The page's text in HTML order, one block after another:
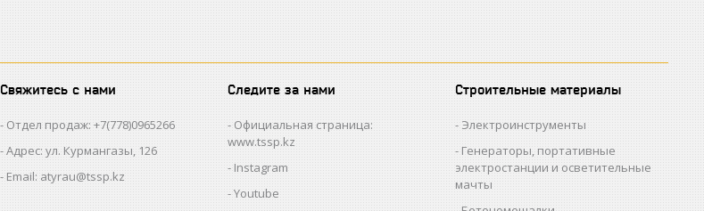
Свяжитесь с нами
Отдел продаж: +7(778)0965266
Адрес: ул. Курмангазы, 126
Email: atyrau@tssp.kz
Следите за нами
Официальная страница:
www.tssp.kz
Instagram
Youtube
Строительные материалы
Электроинструменты
Генераторы, портативные
электростанции и осветительные
мачты